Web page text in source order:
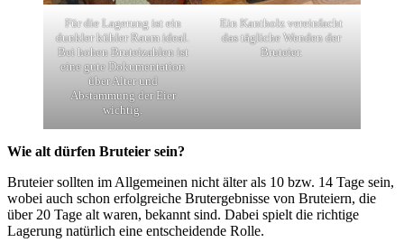
Für die Lagerung ist ein
dunkler kühler Raum ideal.
Bei hohen Bruteizahlen ist
eine gute Dokumentation
über Alter und
Abstammung der Eier
wichtig.
Ein Kantholz vereinfacht
das tägliche Wenden der
Bruteier.
Wie alt dürfen Bruteier sein?
Bruteier sollten im Allgemeinen nicht älter als 10 bzw. 14 Tage sein,
wobei auch schon erfolgreiche Brutergebnisse von Bruteiern, die
über 20 Tage alt waren, bekannt sind. Dabei spielt die richtige
Lagerung natürlich eine entscheidende Rolle.